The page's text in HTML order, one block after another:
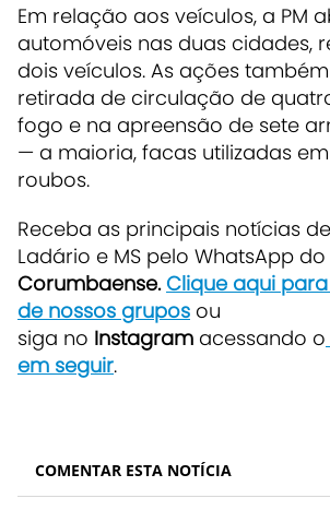
Em relação aos veículos, a PM
automóveis nas duas cidades,
dois veículos. As ações
retirada de circulação de
fogo e na apreensão de sete
— a maioria, facas utilizadas
roubos.
Receba as principais notícias
Ladário e MS pelo WhatsApp do
Corumbaense.Clique aqui
de nossos grupos ou
siga no Instagram acessando o
em seguir.
COMENTAR ESTA NOTÍCIA